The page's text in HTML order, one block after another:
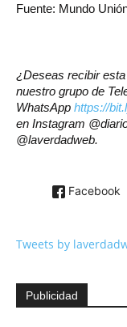
Fuente: Mundo
¿Deseas recibir
nuestro grupo de
WhatsApp https://
en Instagram
@laverdadweb.
Facebook
Tweets by
Publicidad